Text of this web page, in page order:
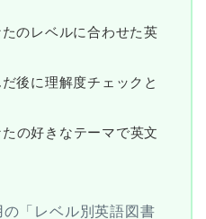
のレベルに合わせた英
後に理解度チェックと
の好きなテーマで英文
「レベル別英語図書